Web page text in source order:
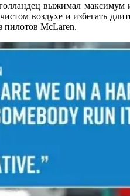
выжимал максимум
воздухе и избегать
пилотов McLaren.